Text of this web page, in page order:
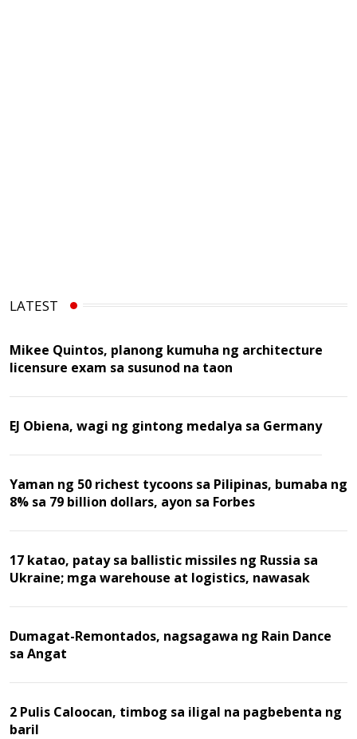
LATEST
Mikee Quintos, planong kumuha ng architecture
licensure exam sa susunod na taon
EJ Obiena, wagi ng gintong medalya sa Germany
Yaman ng 50 richest tycoons sa Pilipinas, bumaba ng
8% sa 79 billion dollars, ayon sa Forbes
17 katao, patay sa ballistic missiles ng Russia sa
Ukraine; mga warehouse at logistics, nawasak
Dumagat-Remontados, nagsagawa ng Rain Dance
sa Angat
2 Pulis Caloocan, timbog sa iligal na pagbebenta ng
baril